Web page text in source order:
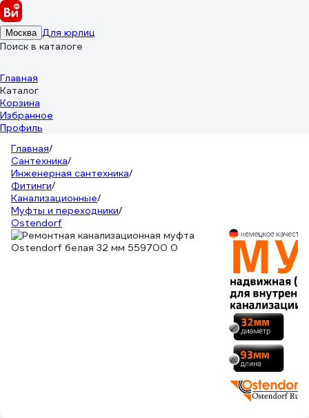
Москва Для юрлиц
Поиск в каталоге
Главная
Каталог
Корзина
Избранное
Профиль
Главная/
Сантехника/
Инженерная сантехника/
Фитинги/
Канализационные/
Муфты и переходники/
Ostendorf